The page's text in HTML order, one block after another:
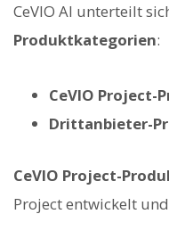
CeVIO AI unterteilt
Produktkategorien:
CeVIO Project-
Drittanbieter-
CeVIO Project-
Project entwickelt